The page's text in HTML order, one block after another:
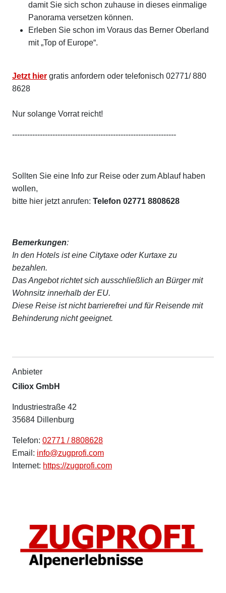
damit Sie sich schon zuhause in dieses einmalige
Panorama versetzen können.
Erleben Sie schon im Voraus das Berner Oberland
mit „Top of Europe“.
Jetzt hier gratis anfordern oder telefonisch 02771/ 880
8628
Nur solange Vorrat reicht!
-----------------------------------------------------------------
Sollten Sie eine Info zur Reise oder zum Ablauf haben
wollen,
bitte hier jetzt anrufen: Telefon 02771 8808628
Bemerkungen:
In den Hotels ist eine Citytaxe oder Kurtaxe zu
bezahlen.
Das Angebot richtet sich ausschließlich an Bürger mit
Wohnsitz innerhalb der EU.
Diese Reise ist nicht barrierefrei und für Reisende mit
Behinderung nicht geeignet.
Anbieter
Ciliox GmbH
Industriestraße 42
35684 Dillenburg
Telefon: 02771 / 8808628
Email: info@zugprofi.com
Internet: https://zugprofi.com